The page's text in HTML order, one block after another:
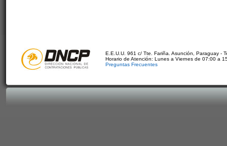
E.E.U.U. 961 c/ Tte. Fariña. Asunción, Paraguay -
Horario de Atención: Lunes a Viernes de 07:00 a
Preguntas Frecuentes